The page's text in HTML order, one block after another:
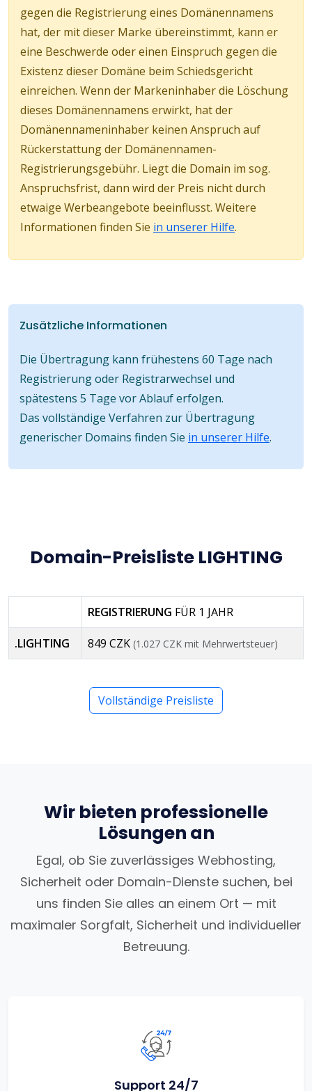
gegen die Registrierung eines Domänennamens
hat, der mit dieser Marke übereinstimmt, kann er
eine Beschwerde oder einen Einspruch gegen die
Existenz dieser Domäne beim Schiedsgericht
einreichen. Wenn der Markeninhaber die Löschung
dieses Domänennamens erwirkt, hat der
Domänennameninhaber keinen Anspruch auf
Rückerstattung der Domänennamen-
Registrierungsgebühr. Liegt die Domain im sog.
Anspruchsfrist, dann wird der Preis nicht durch
etwaige Werbeangebote beeinflusst. Weitere
Informationen finden Sie in unserer Hilfe.
Zusätzliche Informationen
Die Übertragung kann frühestens 60 Tage nach
Registrierung oder Registrarwechsel und
spätestens 5 Tage vor Ablauf erfolgen.
Das vollständige Verfahren zur Übertragung
generischer Domains finden Sie in unserer Hilfe.
Domain-Preisliste LIGHTING
REGISTRIERUNG FÜR 1 JAHR
.LIGHTING 849 CZK (1.027 CZK mit Mehrwertsteuer)
Vollständige Preisliste
Wir bieten professionelle
Lösungen an
Egal, ob Sie zuverlässiges Webhosting,
Sicherheit oder Domain-Dienste suchen, bei
uns finden Sie alles an einem Ort — mit
maximaler Sorgfalt, Sicherheit und individueller
Betreuung.
Support 24/7